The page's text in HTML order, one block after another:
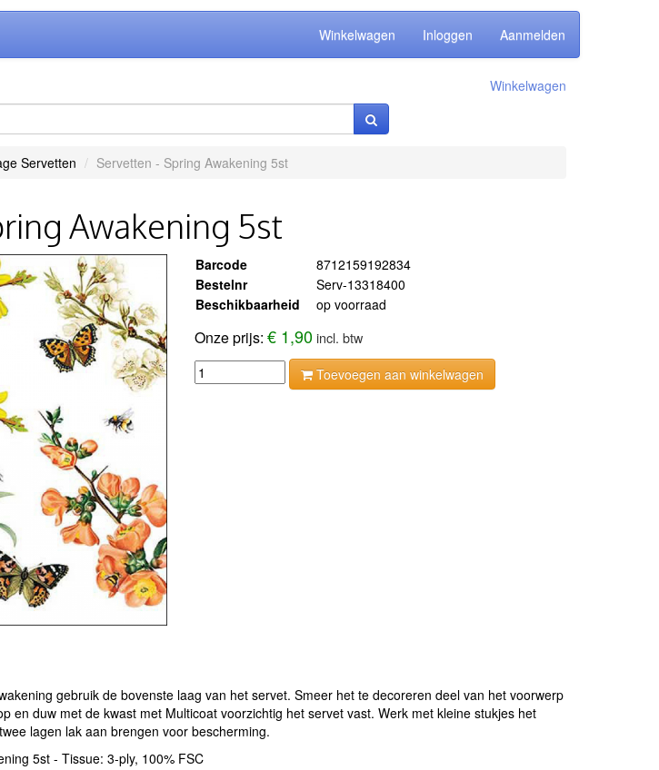
Winkelwagen Inloggen Aanmelden
Winkelwagen
Servetten Servetten - Spring Awakening 5st
Awakening 5st
Barcode
8712159192834
Bestelnr
Serv-13318400
Beschikbaarheid
op voorraad
Onze prijs:€ 1,90 incl. btw
Toevoegen aan winkelwagen
gebruik de bovenste laag van het servet. Smeer het te decoreren deel van het voorwerp
en duw met de kwast met Multicoat voorzichtig het servet vast. Werk met kleine stukjes het
lagen lak aan brengen voor bescherming.
5st - Tissue: 3-ply, 100% FSC